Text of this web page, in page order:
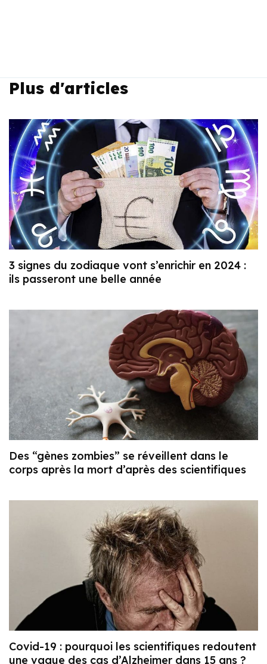
Plus d'articles
3 signes du zodiaque vont s’enrichir en 2024 :
ils passeront une belle année
Des “gènes zombies” se réveillent dans le
corps après la mort d’après des scientifiques
Covid-19 : pourquoi les scientifiques redoutent
une vague des cas d’Alzheimer dans 15 ans ?